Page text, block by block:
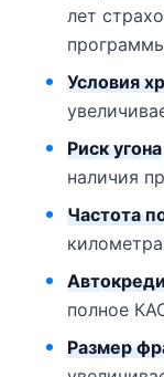
лет
Условия
Риск угона
наличия
Частота
полное
Размер